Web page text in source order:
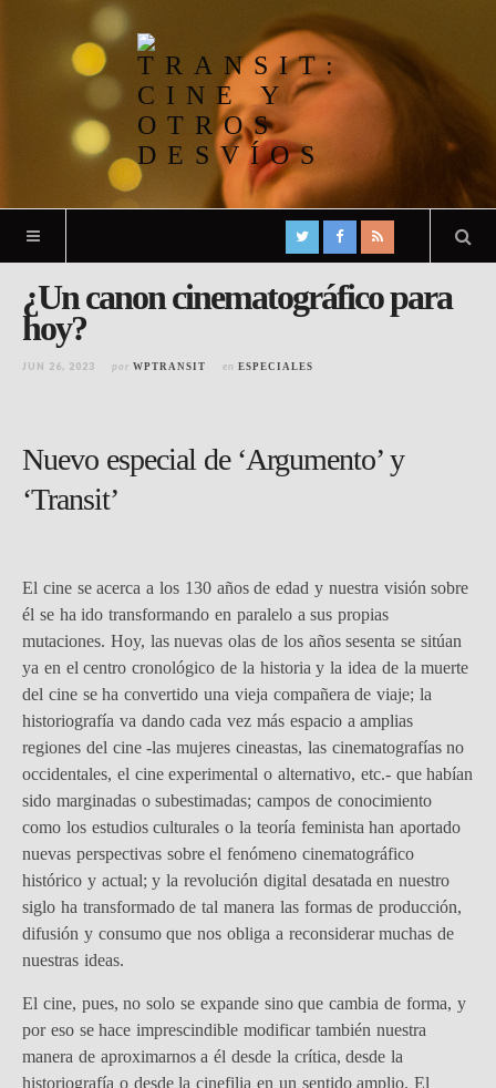
¿Un canon cinematográfico para
hoy?
JUN 26, 2023 por WPTRANSIT en ESPECIALES
Nuevo especial de ‘Argumento’ y
‘Transit’
El cine se acerca a los 130 años de edad y nuestra visión sobre
él se ha ido transformando en paralelo a sus propias
mutaciones. Hoy, las nuevas olas de los años sesenta se sitúan
ya en el centro cronológico de la historia y la idea de la muerte
del cine se ha convertido una vieja compañera de viaje; la
historiografía va dando cada vez más espacio a amplias
regiones del cine -las mujeres cineastas, las cinematografías no
occidentales, el cine experimental o alternativo, etc.- que habían
sido marginadas o subestimadas; campos de conocimiento
como los estudios culturales o la teoría feminista han aportado
nuevas perspectivas sobre el fenómeno cinematográfico
histórico y actual; y la revolución digital desatada en nuestro
siglo ha transformado de tal manera las formas de producción,
difusión y consumo que nos obliga a reconsiderar muchas de
nuestras ideas.
El cine, pues, no solo se expande sino que cambia de forma, y
por eso se hace imprescindible modificar también nuestra
manera de aproximarnos a él desde la crítica, desde la
historiografía o desde la cinefilia en un sentido amplio. El